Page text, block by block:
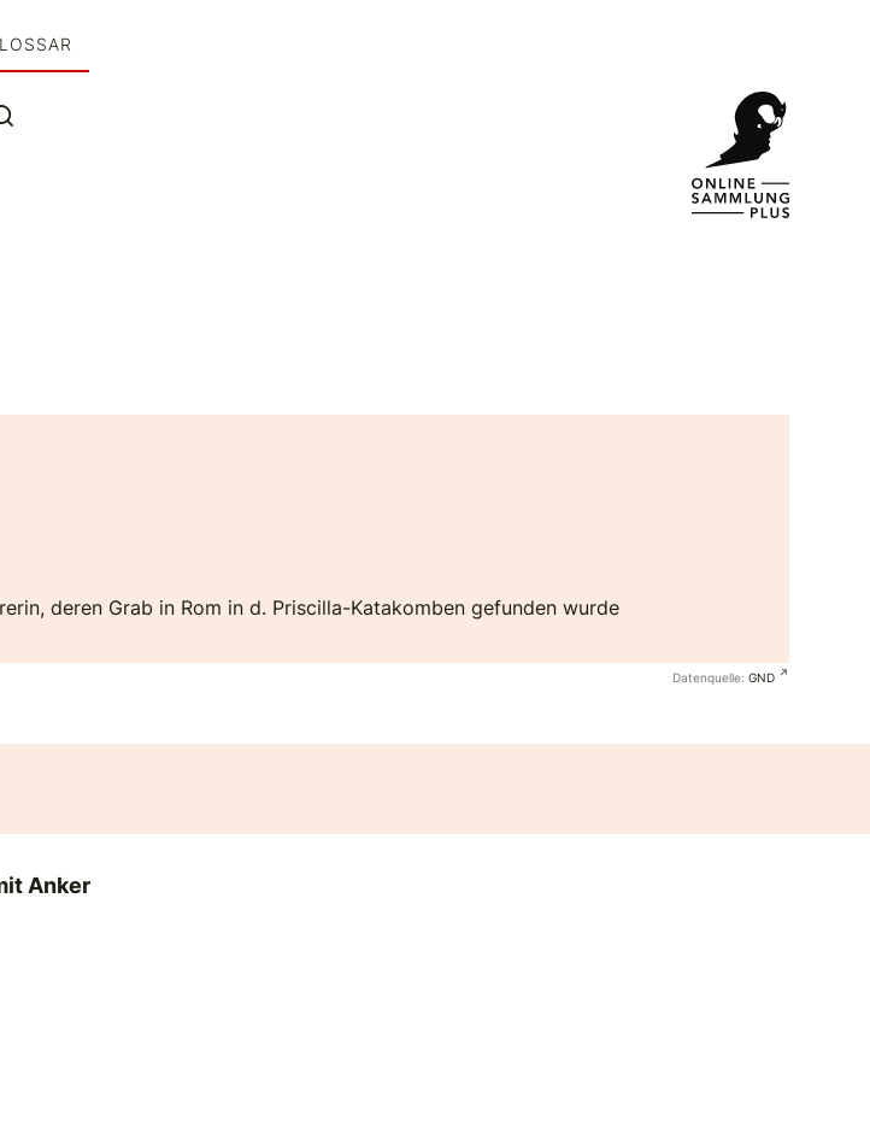
deren Grab in Rom in d. Priscilla-Katakomben gefunden wurde
Datenquelle:GND
Anker